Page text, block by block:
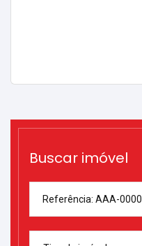
Buscar imóvel
Referência: AAA-0000